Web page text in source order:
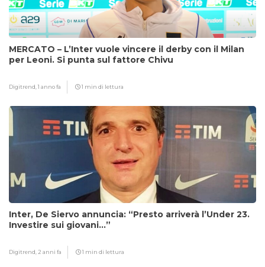
MERCATO – L’Inter vuole vincere il derby con il Milan
per Leoni. Si punta sul fattore Chivu
Digitrend,1 anno fa 1 min di lettura
Inter, De Siervo annuncia: “Presto arriverà l’Under 23.
Investire sui giovani…”
Digitrend, 2 anni fa 1 min di lettura